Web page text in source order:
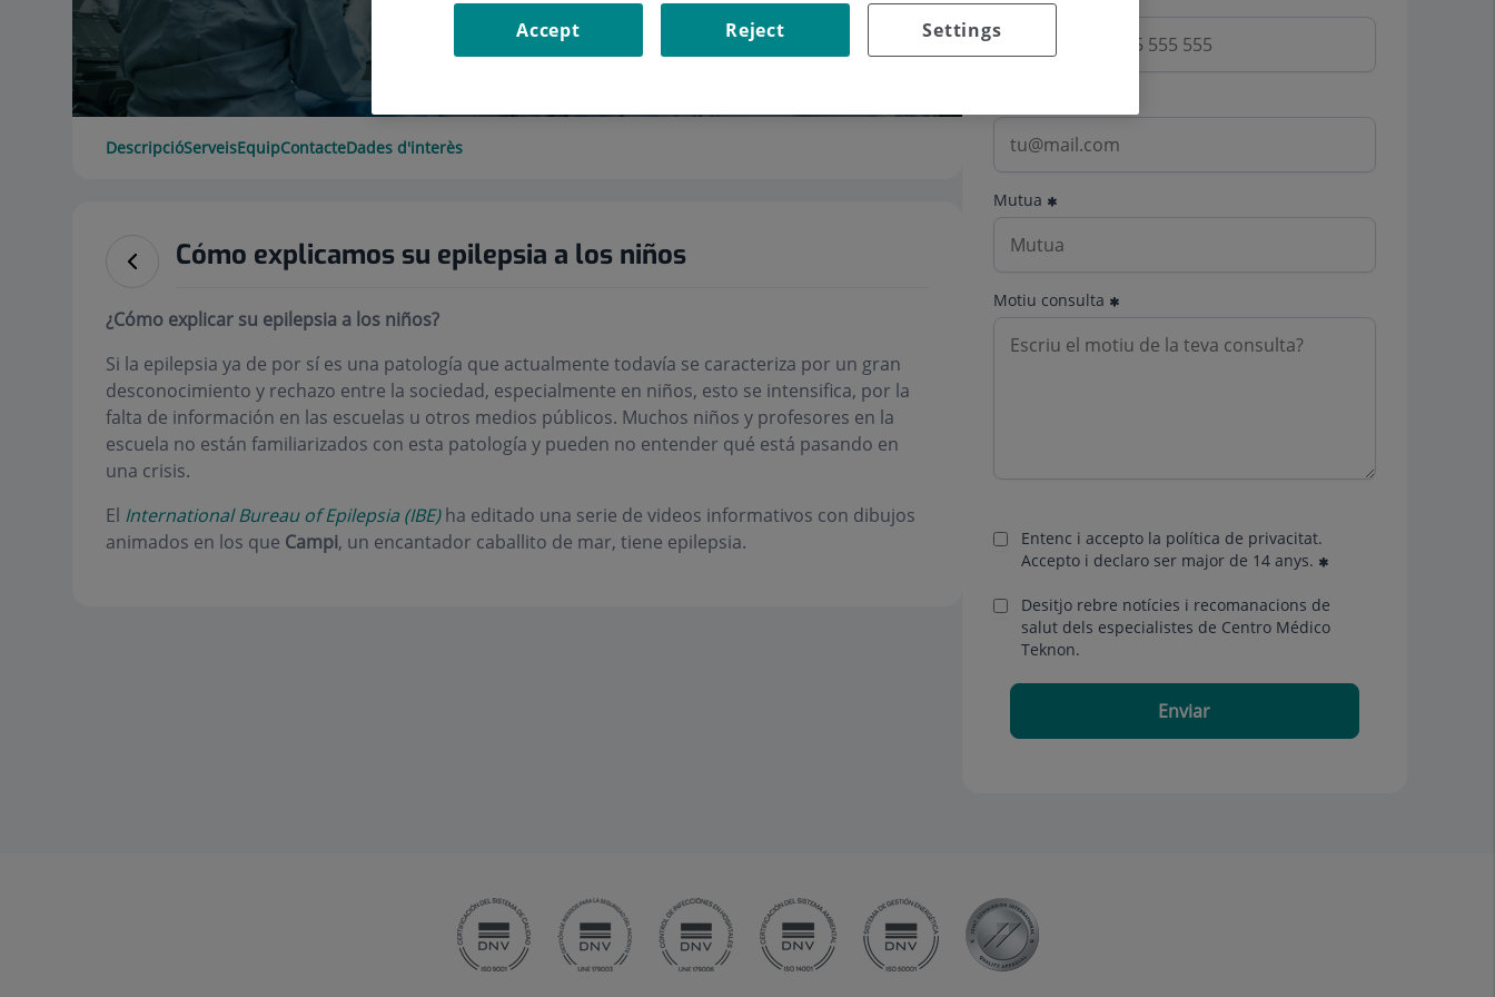
DescripcióServeisEquipContacteDades d'interès
Cómo explicamos su epilepsia a los niños
¿Cómo explicar su epilepsia a los niños?
Si la epilepsia ya de por sí es una patología que actualmente todavía se caracteriza por un gran
desconocimiento y rechazo entre la sociedad, especialmente en niños, esto se intensifica, por la
falta de información en las escuelas u otros medios públicos. Muchos niños y profesores en la
escuela no están familiarizados con esta patología y pueden no entender qué está pasando en
una crisis.
El International Bureau of Epilepsia (IBE)ha editado una serie de videos informativos con dibujos
animados en los que Campi, un encantador caballito de mar, tiene epilepsia.
Mutua
Motiu consulta
Entenc i accepto la política de privacitat.
Accepto i declaro ser major de 14 anys.
Desitjo rebre notícies i recomanacions de
salut dels especialistes de Centro Médico
Teknon.
Enviar
Settings
Reject
Accept